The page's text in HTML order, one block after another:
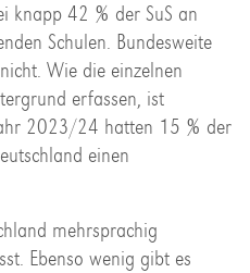
knapp 42 % der SuS an
Schulen. Bundesweite
Wie die einzelnen
erfassen, ist
2023/24 hatten 15 % der
einen
mehrsprachig
Ebenso wenig gibt es